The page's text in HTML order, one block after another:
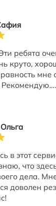
ребята
круто,
мне
Рекомендую….
в этот
что
дела.
доволен